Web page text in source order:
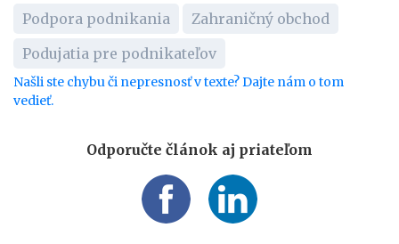
Podpora podnikania
Zahraničný obchod
Podujatia pre podnikateľov
Našli ste chybu či nepresnosť v texte? Dajte nám o tom
vedieť.
Odporučte článok aj priateľom